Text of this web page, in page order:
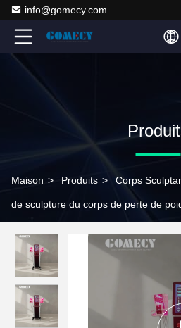
info@gomecy.com
Maison > Produits > Corps
de sculpture du corps de perte de